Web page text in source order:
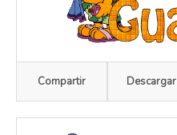
Compartir Descargar